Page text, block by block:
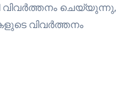
ചെയ്യുന്നു,
വിവർത്തനം